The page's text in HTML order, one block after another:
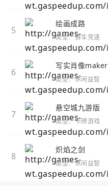
5
绘画成路
类型：赛车竞速
6
写实肖像maker
类型：休闲益智
7
悬空城九游版
类型：卡牌游戏
8
炽焰之剑
类型：休闲益智